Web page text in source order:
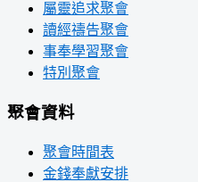
屬靈追求聚會
讀經禱告聚會
事奉學習聚會
特別聚會
聚會資料
聚會時間表
金錢奉獻安排